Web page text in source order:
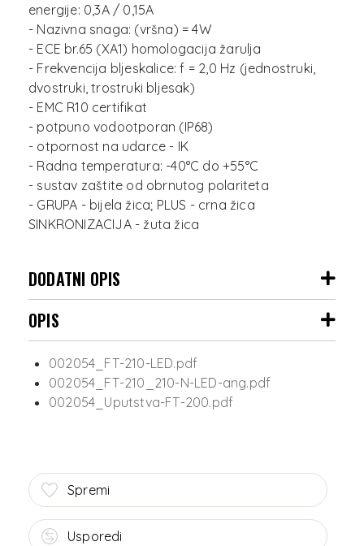
energije: 0,3A / 0,15A
- Nazivna snaga: (vršna) = 4W
- ECE br.65 (XA1) homologacija žarulja
- Frekvencija bljeskalice: f = 2,0 Hz (jednostruki,
dvostruki, trostruki bljesak)
- EMC R10 certifikat
- potpuno vodootporan (IP68)
- otpornost na udarce - IK
- Radna temperatura: -40°C do +55°C
- sustav zaštite od obrnutog polariteta
- GRUPA - bijela žica; PLUS - crna žica
DODATNI OPIS
OPIS
002054_FT-210-LED.pdf
002054_FT-210_210-N-LED-ang.pdf
002054_Uputstva-FT-200.pdf
Spremi
Usporedi